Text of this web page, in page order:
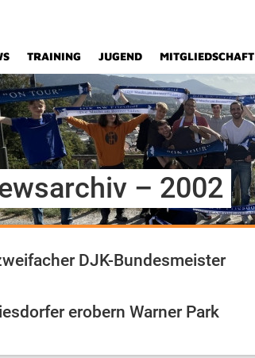
TRAINING JUGEND MITGLIEDSCHAFT
– 2002
DJK-Bundesmeister
erobern Warner Park